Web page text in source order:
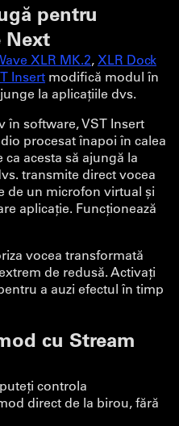
pentru
Next
XLR MK.2,XLR Dock
Insert modifică modul în
la aplicațiile dvs.
în software, VST Insert
procesat înapoi în calea
acesta să ajungă la
transmite direct vocea
de un microfon virtual și
aplicație. Funcționează
vocea transformată
de redusă. Activați
a auzi efectul în timp
cu Stream
controla
direct de la birou, fără